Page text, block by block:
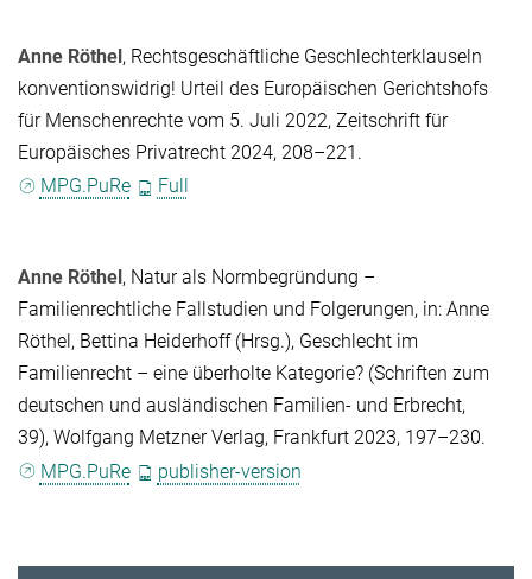
Anne Röthel , Rechtsgeschäftliche Geschlechterklauseln
konventionswidrig! Urteil des Europäischen Gerichtshofs
für Menschenrechte vom 5. Juli 2022, Zeitschrift für
Europäisches Privatrecht 2024, 208–221.
MPG.PuRe
Full
Anne Röthel , Natur als Normbegründung –
Familienrechtliche Fallstudien und Folgerungen, in: Anne
Röthel , Bettina Heiderhoff(Hrsg.), Geschlecht im
Familienrecht – eine überholte Kategorie? (Schriften zum
deutschen und ausländischen Familien- und Erbrecht,
39), Wolfgang Metzner Verlag, Frankfurt 2023, 197–230.
MPG.PuRe
publisher-version